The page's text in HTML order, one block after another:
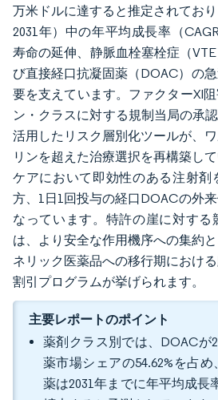
万米ドルに達すると推定されてお
2031年）中の年平均成長率（
寿命の延伸、静脈血栓塞栓症（
び直接経口抗凝固薬（DOAC）の
要を支えています。ファクターXI
ン・クラスに対する規制当局の承
活用したリスク層別化ツールが、
リンを超えた治療選択を再構築し
ケアにおいて即効性のある注射剤
方、1日1回投与の経口DOACの外
なっています。特許の崖に対する
は、より安全な作用機序への集約
ネリック医薬品への移行期におけ
割引プログラムが挙げられます。
主要レポートのポイント
薬剤クラス別では、DOACが
薬市場シェアの54.62%を占
薬は2031年までに年平均成長